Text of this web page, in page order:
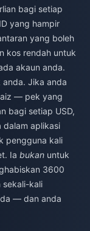
bagi setiap
yang hampir
yang boleh
kos rendah untuk
akaun anda.
Jika anda
— pek yang
bagi setiap USD,
dalam aplikasi
pengguna kali
Ia bukan untuk
3600
sekali-kali
— dan anda